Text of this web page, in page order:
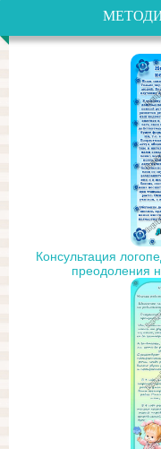
Консультация
преодоления